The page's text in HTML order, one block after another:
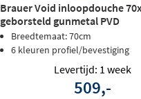
Brauer Void inloopdouche
geborsteld gunmetal PVD
Breedtemaat: 70cm
6 kleuren profiel/bevestiging
Levertijd: 1 week
509,-